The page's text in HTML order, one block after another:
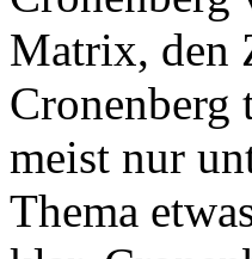
Matrix, den
Cronenberg
meist nur
Thema